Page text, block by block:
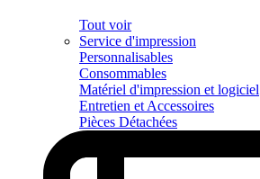
Tout voir
Service d'impression
Personnalisables
Consommables
Matériel d'impression et logiciel
Entretien et Accessoires
Pièces Détachées